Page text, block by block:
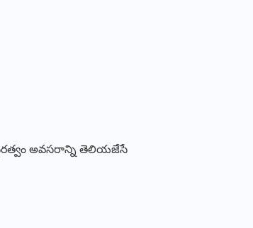
అవసరాన్ని తెలియజేసే